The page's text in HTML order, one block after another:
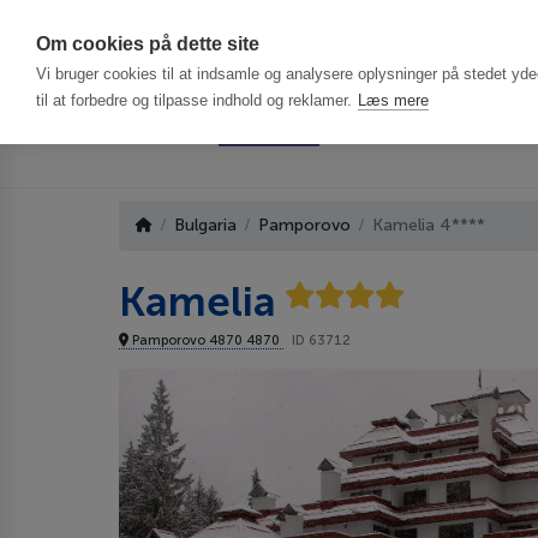
Om cookies på dette site
Vi bruger cookies til at indsamle og analysere oplysninger på stedet
til at forbedre og tilpasse indhold og reklamer. Læs mere
Bulgaria Pamporovo Kamelia 4****
Kamelia
Pamporovo 4870 4870 ID 63712